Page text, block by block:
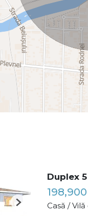
Next
Duplex
Casă /